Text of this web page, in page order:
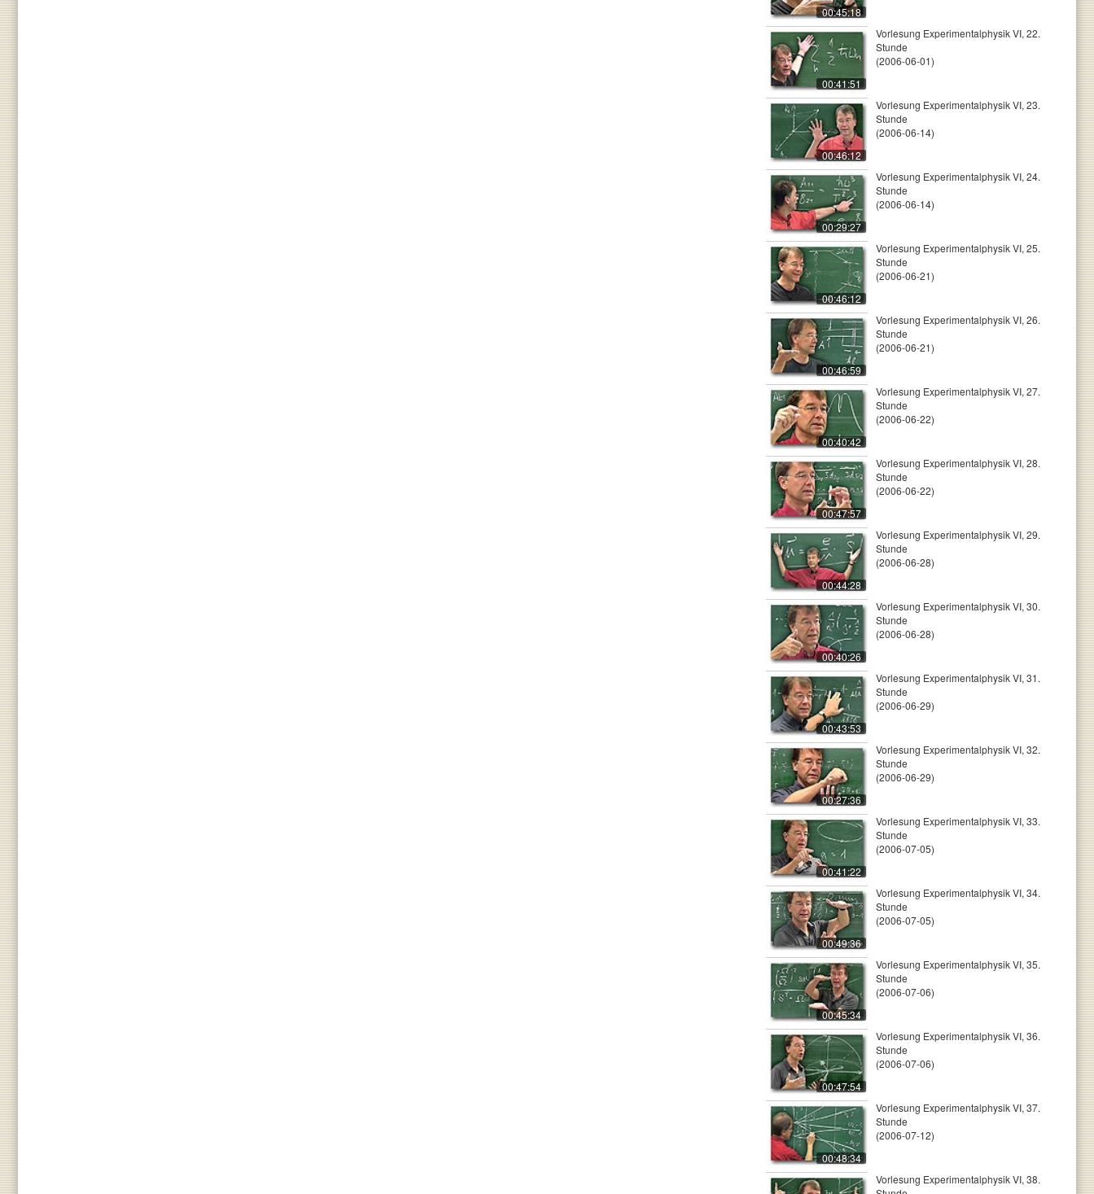
00:45:18
00:41:51
Vorlesung Experimentalphysik VI, 22.
Stunde
(2006-06-01)
00:46:12
Vorlesung Experimentalphysik VI, 23.
Stunde
(2006-06-14)
00:29:27
Vorlesung Experimentalphysik VI, 24.
Stunde
(2006-06-14)
00:46:12
Vorlesung Experimentalphysik VI, 25.
Stunde
(2006-06-21)
00:46:59
Vorlesung Experimentalphysik VI, 26.
Stunde
(2006-06-21)
00:40:42
Vorlesung Experimentalphysik VI, 27.
Stunde
(2006-06-22)
00:47:57
Vorlesung Experimentalphysik VI, 28.
Stunde
(2006-06-22)
00:44:28
Vorlesung Experimentalphysik VI, 29.
Stunde
(2006-06-28)
00:40:26
Vorlesung Experimentalphysik VI, 30.
Stunde
(2006-06-28)
00:43:53
Vorlesung Experimentalphysik VI, 31.
Stunde
(2006-06-29)
00:27:36
Vorlesung Experimentalphysik VI, 32.
Stunde
(2006-06-29)
00:41:22
Vorlesung Experimentalphysik VI, 33.
Stunde
(2006-07-05)
00:49:36
Vorlesung Experimentalphysik VI, 34.
Stunde
(2006-07-05)
00:45:34
Vorlesung Experimentalphysik VI, 35.
Stunde
(2006-07-06)
00:47:54
Vorlesung Experimentalphysik VI, 36.
Stunde
(2006-07-06)
00:48:34
Vorlesung Experimentalphysik VI, 37.
Stunde
(2006-07-12)
Vorlesung Experimentalphysik VI, 38.